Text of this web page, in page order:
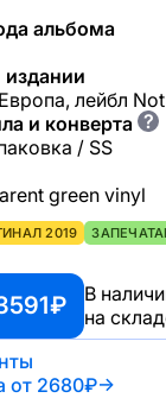
альбома
лейбл
и конверта ?
/ SS
green vinyl
2019
₽
В
на
от 2680₽→